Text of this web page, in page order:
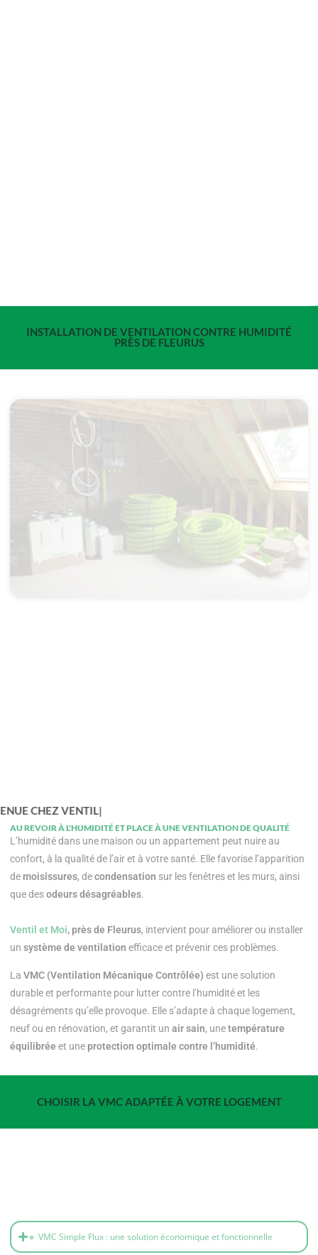
INSTALLATION DE VENTILATION CONTRE HUMIDITÉ
PRÈS DE FLEURUS
BIENVENUE CHEZ
AU REVOIR À L'HUMIDITÉ ET PLACE À UNE VENTILATION DE QUALITÉ
L’humiditédans une maison ou un appartement peut nuire au
confort, à la qualité de l’air et à votre santé. Elle favorise l’apparition
de moisissures, decondensation sur les fenêtres et les murs, ainsi
que desodeurs désagréables.
Ventil et Moi, près de Fleurus, intervient pour améliorer ou installer
un système de ventilation efficace et prévenir ces problèmes.
La VMC (Ventilation Mécanique Contrôlée) est une solution
durable et performante pour lutter contre l’humidité et les
désagréments qu’elle provoque. Elle s’adapte à chaque logement,
neuf ou en rénovation, et garantit un air sain, unetempérature
équilibrée et une protection optimale contre l’humidité.
CHOISIR LA VMC ADAPTÉE À VOTRE LOGEMENT
économies d’énergie